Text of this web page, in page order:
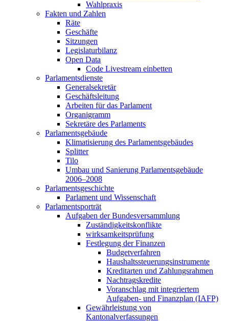
Wahlpraxis
Fakten und Zahlen
Räte
Geschäfte
Sitzungen
Legislaturbilanz
Open Data
Code Livestream einbetten
Parlamentsdienste
Generalsekretär
Geschäftsleitung
Arbeiten für das Parlament
Organigramm
Sekretäre des Parlaments
Parlamentsgebäude
Klimatisierung des Parlamentsgebäudes
Splitter
Tilo
Umbau und Sanierung Parlamentsgebäude
2006–2008
Parlamentsgeschichte
Parlament und Wissenschaft
Parlamentsporträt
Aufgaben der Bundesversammlung
Zuständigkeitskonflikte
wirksamkeitsprüfung
Festlegung der Finanzen
Budgetverfahren
Haushaltssteuerungsinstrumente
Kreditarten und Zahlungsrahmen
Nachtragskredite
Voranschlag mit integriertem
Aufgaben- und Finanzplan (IAFP)
Gewährleistung von
Kantonalverfassungen